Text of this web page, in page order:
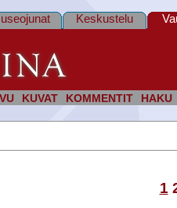
KUVAT KOMMENTIT HAKU
Keskustelu
1